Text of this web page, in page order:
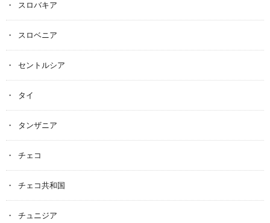
スロバキア
スロベニア
セントルシア
タイ
タンザニア
チェコ
チェコ共和国
チュニジア